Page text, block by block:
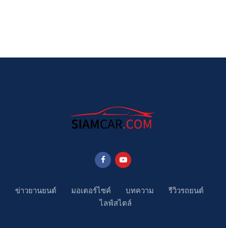
ข่าวยานยนต์ มอเตอร์ไซค์ บทความ
รีวิวรถยนต์
ไลฟ์สไตล์